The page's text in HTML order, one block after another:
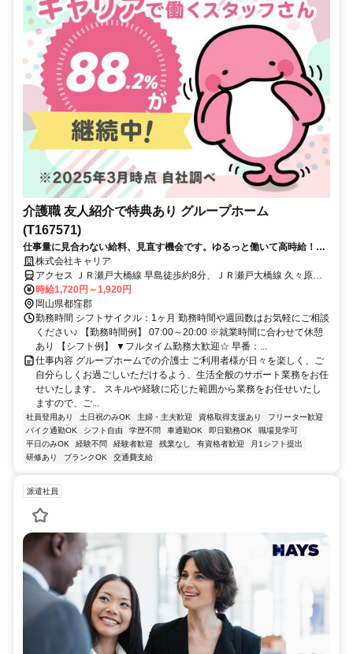
介護職 友人紹介で特典あり グループホーム
(T167571)
仕事量に見合わない給料、見直す機会です。ゆるっと働いて高時給！？
≪岡山県都窪郡早島町周辺≫
株式会社キャリア
アクセス ＪＲ瀬戸大橋線 早島徒歩約8分、ＪＲ瀬戸大橋線 久々原徒
歩約14分、ＪＲ瀬戸大橋線 備中箕島徒歩約31分
時給1,720円～1,920円
岡山県都窪郡
勤務時間 シフトサイクル：1ヶ月 勤務時間や週回数はお気軽にご相談
ください♪ 【勤務時間例】 07:00～20:00 ※就業時間に合わせて休憩
あり 【シフト例】 ▼フルタイム勤務大歓迎☆ 早番：...
仕事内容 グループホームでの介護士 ご利用者様が日々を楽しく、ご
自分らしくお過ごしいただけるよう、生活全般のサポート業務をお任
せいたします。 スキルや経験に応じた範囲から業務をお任せいたし
ますので、ご...
社員登用あり 土日祝のみOK 主婦・主夫歓迎 資格取得支援あり
フリーター歓迎
バイク通勤OK
シフト自由 学歴不問 車通勤OK 即日勤務OK
職場見学可
平日のみOK
経験不問 経験者歓迎 残業なし 有資格者歓迎
月1シフト提出
研修あり
ブランクOK 交通費支給
派遣社員